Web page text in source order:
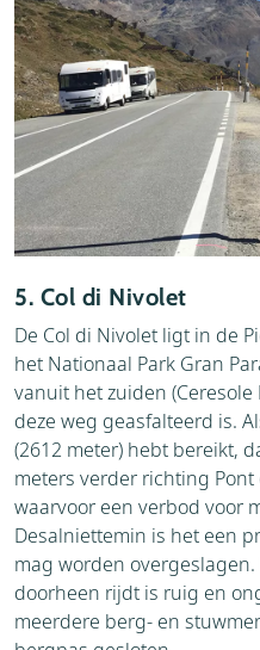
5. Col di Nivolet
De Col di Nivolet ligt in de
het Nationaal Park Gran
vanuit het zuiden
deze weg geasfalteerd is.
(2612 meter) hebt bereikt,
meters verder richting
waarvoor een verbod voor
Desalniettemin is het een
mag worden
doorheen rijdt is ruig en
meerdere berg- en